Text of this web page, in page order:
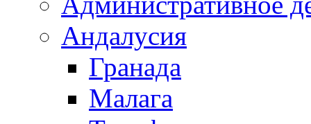
Андалусия
Гранада
Малага